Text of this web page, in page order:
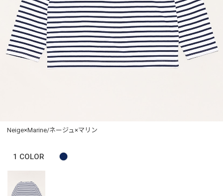
Neige×Marine/ネージュ×マリン
1 COLOR